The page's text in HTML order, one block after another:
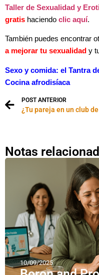
Taller de Sexualidad y
gratis haciendo clic aquí.
También puedes encontrar
a mejorar tu sexualidad y
Sexo y comida: el Tantra
Cocina afrodisíaca
POST ANTERIOR
Notas
10/09/2025